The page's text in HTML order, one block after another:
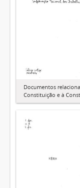
Documentos
Constituição e à